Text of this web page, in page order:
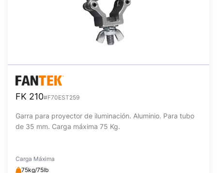
FK 210#F70EST259
Garra para proyector de iluminación. Aluminio. Para tubo
de 35 mm. Carga máxima 75 Kg.
Carga Máxima
75kg/75lb